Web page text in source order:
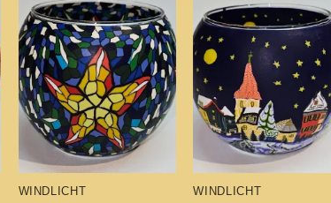
Add to
wishlist
WINDLICHT
Add
WINDLICHT